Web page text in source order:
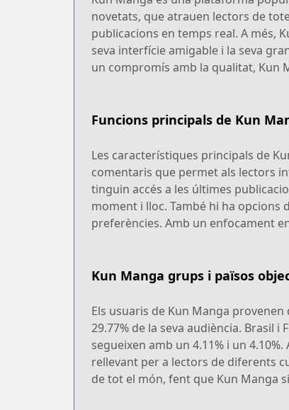
novetats, que atrauen lectors de
publicacions en temps real. A més,
seva interfície amigable i la seva
un compromís amb la qualitat, Kun
Funcions principals de Kun
Les característiques principals de
comentaris que permet als lectors
tinguin accés a les últimes
moment i lloc. També hi ha opcions
preferències. Amb un enfocament
Kun Manga grups i països
Els usuaris de Kun Manga
29.77% de la seva audiència. Brasil
segueixen amb un 4.11% i un
rellevant per a lectors de diferents
de tot el món, fent que Kun Manga